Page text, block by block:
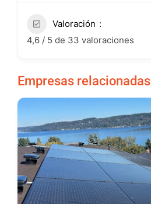
Valoración
4,6 / 5 de 33 valoraciones
Empresas relacionadas